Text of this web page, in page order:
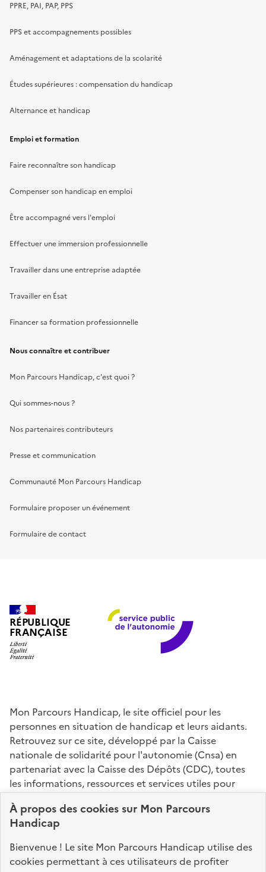
À propos descookiessur Mon Parcours
Handicap
Bienvenue ! Le site Mon Parcours Handicap utilise des
cookies permettant à ces utilisateurs de profiter
PPRE, PAI, PAP, PPS
PPS et accompagnements possibles
Aménagement et adaptations de la scolarité
Études supérieures : compensation du handicap
Alternance et handicap
Emploi et formation
Faire reconnaître son handicap
Compenser son handicap en emploi
Être accompagné vers l'emploi
Effectuer une immersion professionnelle
Travailler dans une entreprise adaptée
Travailler en Ésat
Financer sa formation professionnelle
Nous connaître et contribuer
Mon Parcours Handicap, c'est quoi ?
Qui sommes-nous ?
Nos partenaires contributeurs
Presse et communication
Communauté Mon Parcours Handicap
Formulaire proposer un événement
Formulaire de contact
RÉPUBLIQUE
FRANÇAISE
Mon Parcours Handicap, le site officiel pour les
personnes en situation de handicap et leurs aidants.
Retrouvez sur ce site, développé par la Caisse
nationale de solidarité pour l'autonomie (Cnsa) en
partenariat avec la Caisse des Dépôts (CDC), toutes
les informations, ressources et services utiles pour
connaître vos droits, effectuer vos démarches,
identifier vos interlocuteurs.
Nos sites partenaires
info.gouv.fr service-public.fr legifrance.gouv.fr